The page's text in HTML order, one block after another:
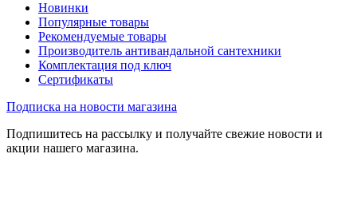
Новинки
Популярные товары
Рекомендуемые товары
Производитель антивандальной сантехники
Комплектация под ключ
Сертификаты
Подписка на новости магазина
Подпишитесь на рассылку и получайте свежие новости и
акции нашего магазина.